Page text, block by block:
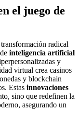
el juego de
radical
inteligencia artificial
y
virtual crea casinos
y blockchain
Estas innovaciones
sino que redefinen la
asegurando un